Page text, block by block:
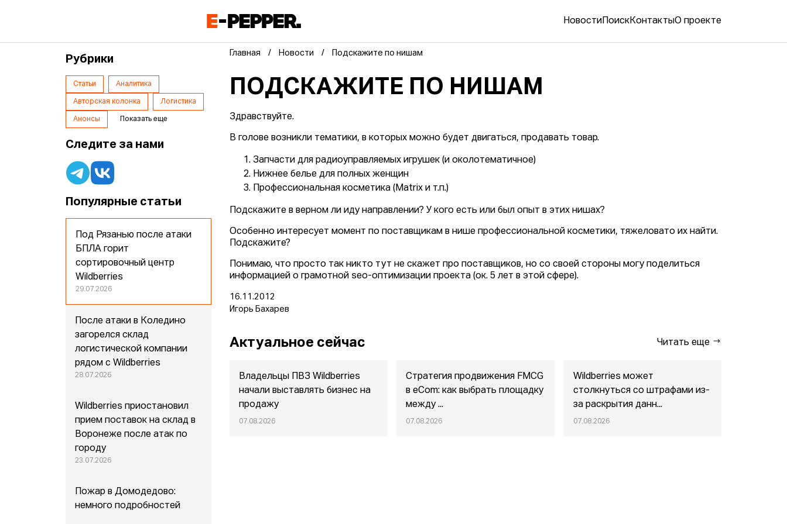
Новости ПоискКонтактыО проекте
Главная Новости Подскажите по нишам
ПОДСКАЖИТЕ ПО НИШАМ
Здравствуйте.
В голове возникли тематики, в которых можно будет двигаться, продавать товар.
Запчасти для радиоуправляемых игрушек (и околотематичное)
Нижнее белье для полных женщин
Профессиональная косметика (Matrix и т.п.)
Подскажите в верном ли иду направлении? У кого есть или был опыт в этих нишах?
Особенно интересует момент по поставщикам в нише профессиональной косметики, тяжеловато их найти.
Подскажите?
Понимаю, что просто так никто тут не скажет про поставщиков, но со своей стороны могу поделиться
информацией о грамотной seo-оптимизации проекта (ок. 5 лет в этой сфере).
16.11.2012
Игорь Бахарев
Актуальное сейчас Читать еще
Владельцы ПВЗ Wildberries
начали выставлять бизнес на
продажу
07.08.2026
Стратегия продвижения FMCG
в eСom: как выбрать площадку
между ...
07.08.2026
Wildberries может
столкнуться со штрафами из-
за раскрытия данн...
07.08.2026
Рубрики
Статьи Аналитика
Авторская колонка Логистика
Анонсы Показать еще
Следите за нами
Популярные статьи
Под Рязанью после атаки
БПЛА горит
сортировочный центр
Wildberries
29.07.2026
После атаки в Коледино
загорелся склад
логистической компании
рядом с Wildberries
28.07.2026
Wildberries приостановил
прием поставок на склад в
Воронеже после атак по
городу
23.07.2026
Пожар в Домодедово:
немного подробностей